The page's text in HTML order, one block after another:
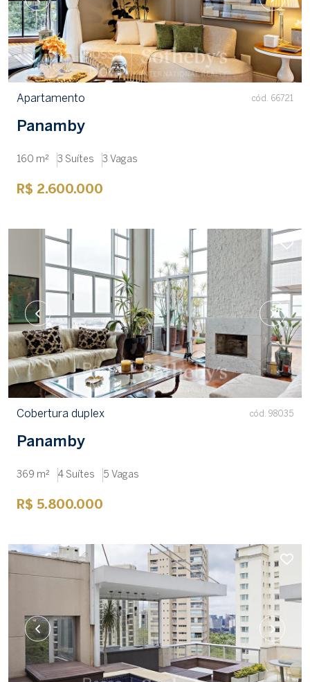
Apartamento cód. 66721
Panamby
160 m² 3 Suítes 3 Vagas
R$ 2.600.000
Cobertura duplex cód. 98035
Panamby
369 m² 4 Suítes 5 Vagas
R$ 5.800.000